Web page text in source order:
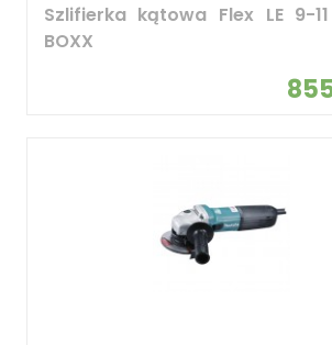
Szlifierka kątowa Flex LE 9-
BOXX